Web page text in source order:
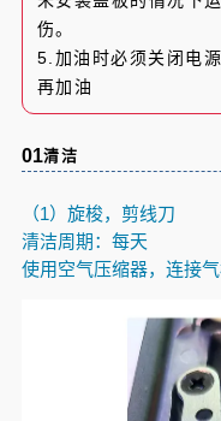
伤。
5. 加油时必须关闭电
再加油
01清洁
（1）旋梭，剪线刀
清洁周期：每天
使用空气压缩器，连接